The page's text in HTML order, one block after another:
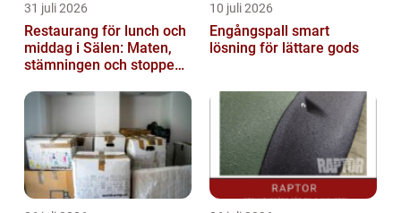
31 juli 2026
Restaurang för lunch och
middag i Sälen: Maten,
stämningen och stoppen
10 juli 2026
Engångspall smart
lösning för lättare gods